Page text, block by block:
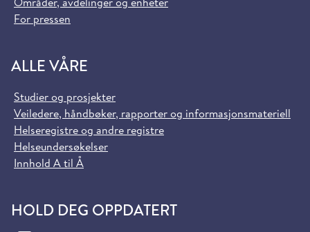
For pressen
ALLE VÅRE
Studier og prosjekter
Veiledere, håndbøker, rapporter og informasjonsmateriell
Helseregistre og andre registre
Helseundersøkelser
Innhold A til Å
HOLD DEG OPPDATERT